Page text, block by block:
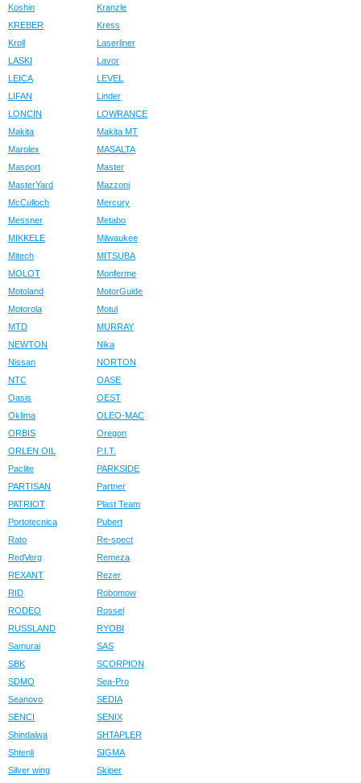
Koshin
Kranzle
KREBER
Kress
Kroll
Laserliner
LASKI
Lavor
LEICA
LEVEL
LIFAN
Linder
LONCIN
LOWRANCE
Makita
Makita MT
Marolex
MASALTA
Masport
Master
MasterYard
Mazzoni
McCulloch
Mercury
Messner
Metabo
MIKKELE
Milwaukee
Mitech
MITSUBA
MOLOT
Monferme
Motoland
MotorGuide
Motorola
Motul
MTD
MURRAY
NEWTON
Nika
Nissan
NORTON
NTC
OASE
Oasis
OEST
Oklima
OLEO-MAC
ORBIS
Oregon
ORLEN OIL
P.I.T.
Paclite
PARKSIDE
PARTISAN
Partner
PATRIOT
Plast Team
Portotecnica
Pubert
Rato
Re-spect
RedVerg
Remeza
REXANT
Rezer
RID
Robomow
RODEO
Rossel
RUSSLAND
RYOBI
Samurai
SAS
SBK
SCORPION
SDMO
Sea-Pro
Seanovo
SEDIA
SENCI
SENIX
Shindaiwa
SHTAPLER
Shtenli
SIGMA
Silver wing
Skiper